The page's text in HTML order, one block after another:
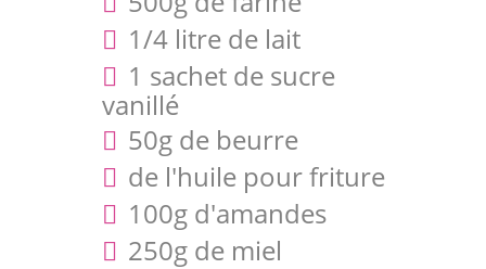
1/4 litre de lait
1 sachet de sucre
vanillé
50g de beurre
de l'huile pour friture
100g d'amandes
250g de miel